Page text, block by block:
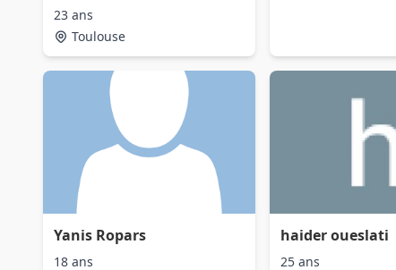
23 ans
Toulouse
Yanis Ropars
18 ans
haider oueslati
25 ans